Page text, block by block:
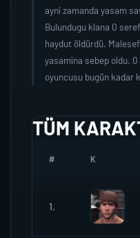
ayni zamanda yasam
Bulundugu klana 0
haydut öldürdü.
yasamina sebep oldu.
oyuncusu bugün kadar
TÜM
# K
1.